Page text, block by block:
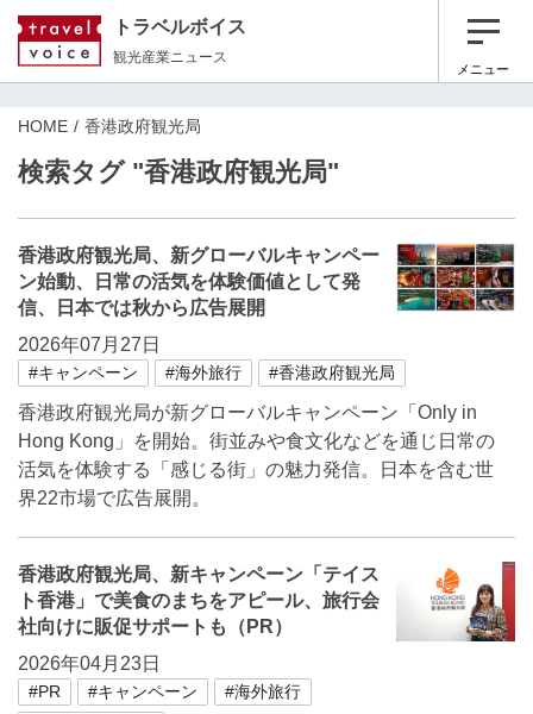
トラベルボイス
観光産業ニュース
メニュー
HOME 香港政府観光局
検索タグ "香港政府観光局"
香港政府観光局、新グローバルキャンペー
ン始動、日常の活気を体験価値として発
信、日本では秋から広告展開
2026年07月27日
#キャンペーン #海外旅行 #香港政府観光局
香港政府観光局が新グローバルキャンペーン「Only in
Hong Kong」を開始。街並みや食文化などを通じ日常の
活気を体験する「感じる街」の魅力発信。日本を含む世
界22市場で広告展開。
香港政府観光局、新キャンペーン「テイス
ト香港」で美食のまちをアピール、旅行会
社向けに販促サポートも（PR）
2026年04月23日
#PR #キャンペーン
#海外旅行